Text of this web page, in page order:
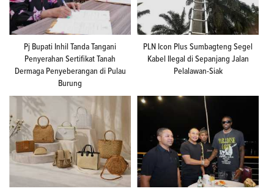
Pj Bupati Inhil Tanda Tangani
Penyerahan Sertifikat Tanah
Dermaga Penyeberangan di Pulau
Burung
PLN Icon Plus Sumbagteng Segel
Kabel Ilegal di Sepanjang Jalan
Pelalawan-Siak